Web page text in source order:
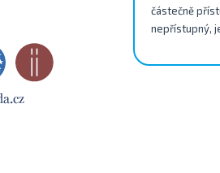
částečně
nepřístupný,